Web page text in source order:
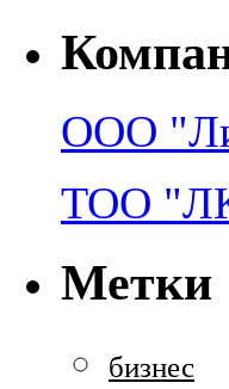
ООО
ТОО
Метки
бизнес